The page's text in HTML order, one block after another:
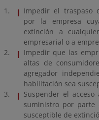
Impedir el traspaso
por la empresa
extinción a
empresarial o a
Impedir que las
altas de
agregador
habilitación sea
Suspender el
suministro por parte
susceptible de